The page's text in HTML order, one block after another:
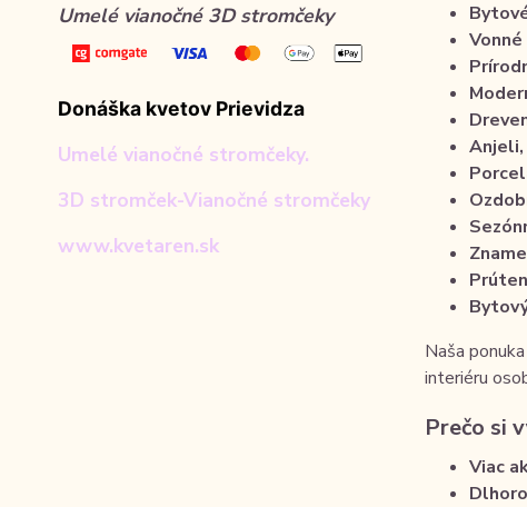
Umelé vianočné 3D stromčeky
Donáška kvetov Prievidza
Umelé vianočné stromčeky.
3D stromček-Vianočné stromčeky
www.kvetaren.sk
Anjeli,
Naša
interiéru
Prečo si
Viac